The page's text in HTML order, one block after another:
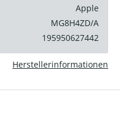
Apple
MG8H4ZD/A
195950627442
Herstellerinformationen